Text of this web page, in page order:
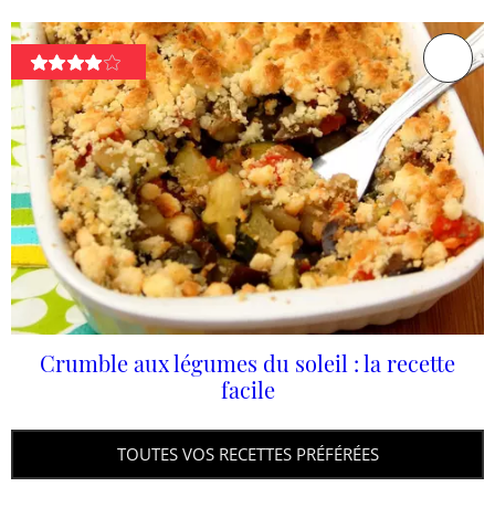
Crumble aux légumes du soleil : la recette
facile
TOUTES VOS RECETTES PRÉFÉRÉES